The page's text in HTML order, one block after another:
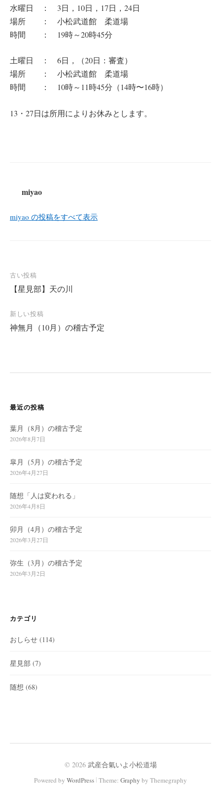
水曜日 ： 3日，10日，17日，24日
場所 ： 小松武道館 柔道場
時間 ： 19時～20時45分
土曜日 ： 6日，（20日：審査）
場所 ： 小松武道館 柔道場
時間 ： 10時～11時45分（14時〜16時）
13・27日は所用によりお休みとします。
miyao
miyao の投稿をすべて表示
投
稿
ナ
ビ
ゲ
古い投稿
【星見部】天の川
新しい投稿
神無月（10月）の稽古予定
最近の投稿
葉月（8月）の稽古予定
2026年8月7日
皐月（5月）の稽古予定
2026年4月27日
随想「人は変われる」
2026年4月8日
卯月（4月）の稽古予定
2026年3月27日
弥生（3月）の稽古予定
2026年3月2日
カテゴリ
おしらせ (114)
星見部 (7)
随想 (68)
© 2026 武産合氣いよ小松道場
Powered by WordPress | Theme: Graphy by Themegraphy